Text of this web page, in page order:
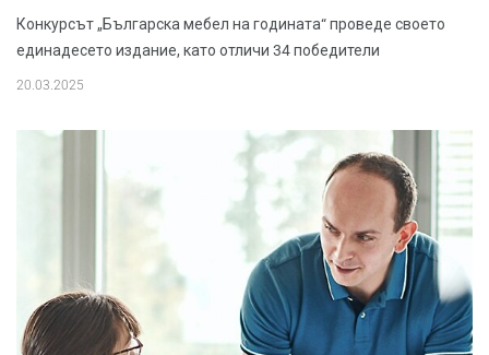
Конкурсът „Българска мебел на годината“ проведе своето
единадесето издание, като отличи 34 победители
20.03.2025